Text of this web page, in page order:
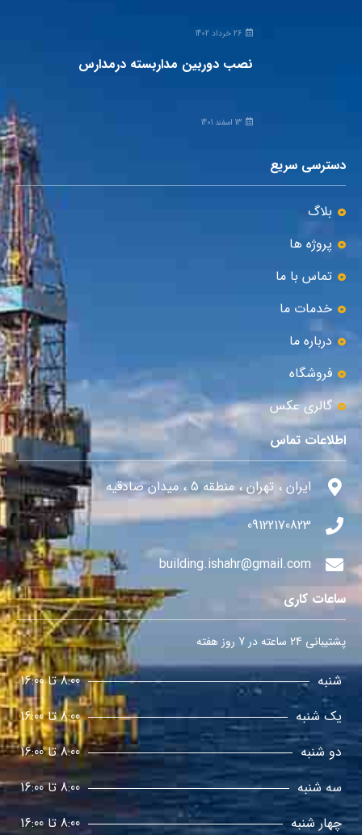
26 خرداد 1402
نصب دوربین مداربسته درمدارس
13 اسفند 1401
دسترسی سریع
بلاگ
پروژه ها
تماس با ما
خدمات ما
درباره ما
فروشگاه
گالری عکس
اطلاعات تماس
ایران ، تهران ، منطقه 5 ، میدان صادقیه
09122170823
building.ishahr@gmail.com
ساعات کاری
پشتیبانی 24 ساعته در 7 روز هفته
شنبه
8:00 تا 16:00
یک شنبه
8:00 تا 16:00
دو شنبه
8:00 تا 16:00
سه شنبه
8:00 تا 16:00
چهار شنبه
8:00 تا 16:00